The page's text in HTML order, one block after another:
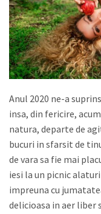
Anul 2020 ne-a
insa, din fericire,
natura, departe de
bucuri in sfarsit de
de vara sa fie mai
iesi la un picnic
impreuna cu
delicioasa in aer liber